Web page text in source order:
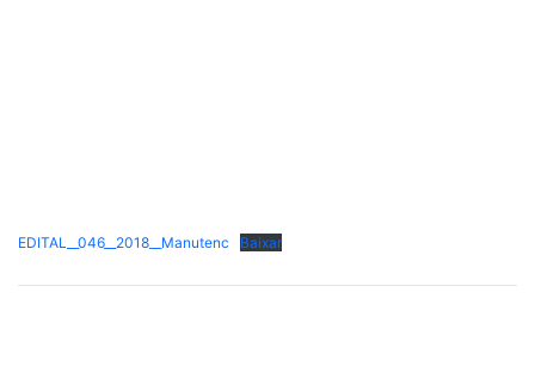
EDITAL__046__2018__Manutenc Baixar